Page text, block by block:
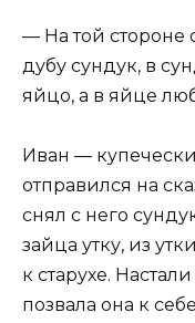
— На той стороне
дубу сундук, в
яйцо, а в яйце
Иван —
отправился на
снял с него
зайца утку, из
к старухе.
позвала она к